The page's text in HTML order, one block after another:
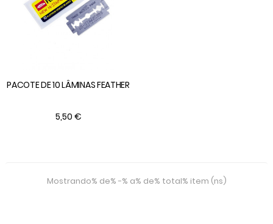
PACOTE DE 10 LÂMINAS FEATHER
5,50 €
Mostrando% de% -% a% de% total% item (ns)